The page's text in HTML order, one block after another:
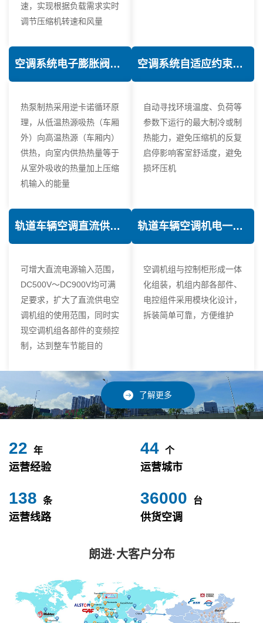
速，实现根据负载需求实时
调节压缩机转速和风量
空调系统电子膨胀阀热力学优化技术
热泵制热采用逆卡诺循环原
理，从低温热源吸热（车厢
外）向高温热源（车厢内）
供热，向室内供热热量等于
从室外吸收的热量加上压缩
机输入的能量
空调系统自适应约束控制技术
自动寻找环境温度、负荷等
参数下运行的最大制冷或制
热能力，避免压缩机的反复
启停影响客室舒适度，避免
损坏压机
轨道车辆空调直流供电技术
可增大直流电源输入范围，
DC500V～DC900V均可满
足要求，扩大了直流供电空
调机组的使用范围，同时实
现空调机组各部件的变频控
制，达到整车节能目的
轨道车辆空调机电一体化技术
空调机组与控制柜形成一体
化组装，机组内部各部件、
电控组件采用模块化设计，
拆装简单可靠，方便维护
了解更多
24 年
运营经验
49 个
运营城市
153 条
运营线路
40000 台
供货空调
朗进·大客户分布